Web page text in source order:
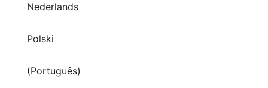
Nederlands
Polski
(Português)